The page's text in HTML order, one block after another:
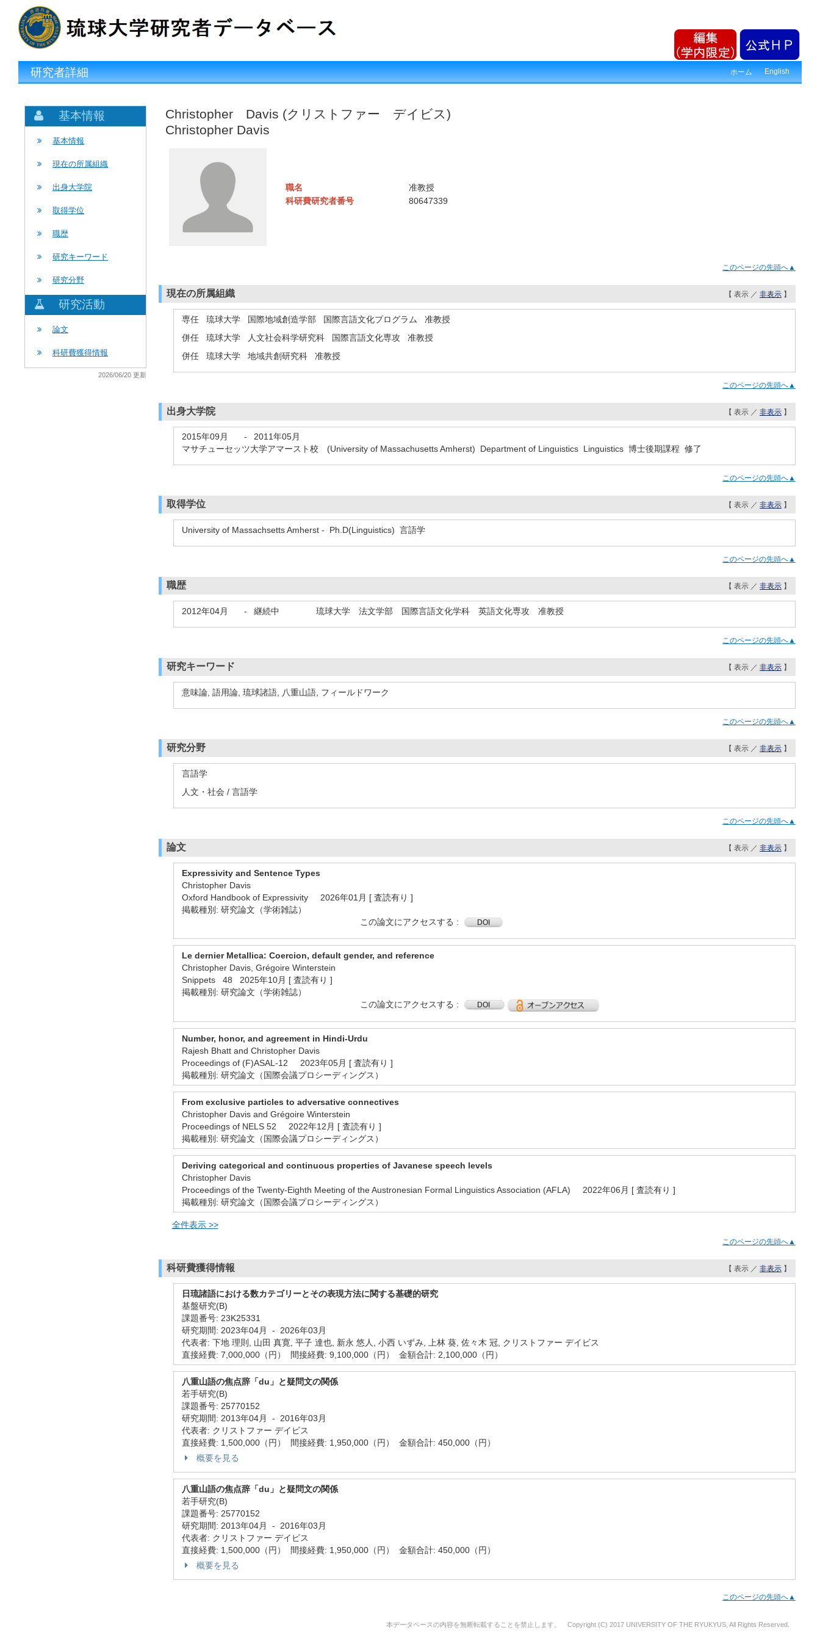
研究者詳細 ホーム English
基本情報
基本情報
現在の所属組織
出身大学院
取得学位
職歴
研究キーワード
研究分野
研究活動
論文
科研費獲得情報
2026/06/20 更新
Christopher Davis (クリストファー デイビス)
Christopher Davis
職名
准教授
科研費研究者番号
80647339
このページの先頭へ▲
現在の所属組織 【 表示 ／ 非表示 】
専任 琉球大学 国際地域創造学部 国際言語文化プログラム 准教授
併任 琉球大学 人文社会科学研究科 国際言語文化専攻 准教授
併任 琉球大学 地域共創研究科 准教授
このページの先頭へ▲
出身大学院 【 表示 ／ 非表示 】
2015年09月 -
2011年05月
マサチューセッツ大学アマースト校 (University of Massachusetts Amherst) Department of Linguistics Linguistics 博士後期課程 修了
このページの先頭へ▲
取得学位 【 表示 ／ 非表示 】
University of Massachsetts Amherst - Ph.D(Linguistics) 言語学
このページの先頭へ▲
職歴 【 表示 ／ 非表示 】
2012年04月 - 継続中 琉球大学 法文学部 国際言語文化学科 英語文化専攻 准教授
このページの先頭へ▲
研究キーワード 【 表示 ／ 非表示 】
意味論, 語用論, 琉球諸語, 八重山語, フィールドワーク
このページの先頭へ▲
研究分野 【 表示 ／ 非表示 】
言語学
人文・社会 / 言語学
このページの先頭へ▲
論文 【 表示 ／ 非表示 】
Expressivity and Sentence Types
Christopher Davis
Oxford Handbook of Expressivity 2026年01月 [ 査読有り ]
掲載種別: 研究論文（学術雑誌）
この論文にアクセスする
DOI
Le dernier Metallica: Coercion, default gender, and reference
Christopher Davis, Grégoire Winterstein
Snippets 48 2025年10月 [ 査読有り ]
掲載種別: 研究論文（学術雑誌）
この論文にアクセスする
DOI
Number, honor, and agreement in Hindi-Urdu
Rajesh Bhatt and Christopher Davis
Proceedings of (F)ASAL-12 2023年05月 [ 査読有り ]
掲載種別: 研究論文（国際会議プロシーディングス）
From exclusive particles to adversative connectives
Christopher Davis and Grégoire Winterstein
Proceedings of NELS 52 2022年12月 [ 査読有り ]
掲載種別: 研究論文（国際会議プロシーディングス）
Deriving categorical and continuous properties of Javanese speech levels
Christopher Davis
Proceedings of the Twenty-Eighth Meeting of the Austronesian Formal Linguistics Association (AFLA) 2022年06月 [ 査読有り ]
掲載種別: 研究論文（国際会議プロシーディングス）
全件表示 >>
このページの先頭へ▲
科研費獲得情報 【 表示 ／ 非表示 】
日琉諸語における数カテゴリーとその表現方法に関する基礎的研究
基盤研究(B)
課題番号: 23K25331
研究期間: 2023年04月 - 2026年03月
代表者: 下地 理則, 山田 真寛, 平子 達也, 新永 悠人, 小西 いずみ, 上林 葵, 佐々木 冠, クリストファー デイビス
直接経費: 7,000,000（円） 間接経費: 9,100,000（円） 金額合計: 2,100,000（円）
八重山語の焦点辞「du」と疑問文の関係
若手研究(B)
課題番号: 25770152
研究期間: 2013年04月 - 2016年03月
代表者: クリストファー デイビス
直接経費: 1,500,000（円） 間接経費: 1,950,000（円） 金額合計: 450,000（円）
概要を見る
八重山語の焦点辞「du」と疑問文の関係
若手研究(B)
課題番号: 25770152
研究期間: 2013年04月 - 2016年03月
代表者: クリストファー デイビス
直接経費: 1,500,000（円） 間接経費: 1,950,000（円） 金額合計: 450,000（円）
概要を見る
このページの先頭へ▲
本データベースの内容を無断転載することを禁止します。 Copyright (C) 2017 UNIVERSITY OF THE RYUKYUS, All Rights Reserved.